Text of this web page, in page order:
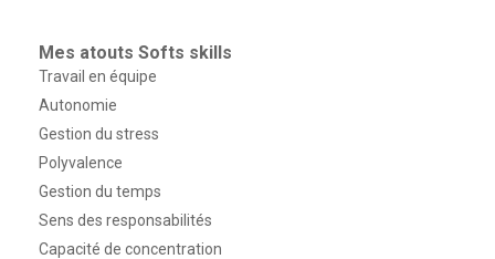
Mes atouts Softs skills
Travail en équipe
Autonomie
Gestion du stress
Polyvalence
Gestion du temps
Sens des responsabilités
Capacité de concentration